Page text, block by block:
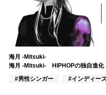
海月 -Mitsuki-
海月 -Mitsuki- HIPHOPの独自進化
#男性シンガー
#インディー